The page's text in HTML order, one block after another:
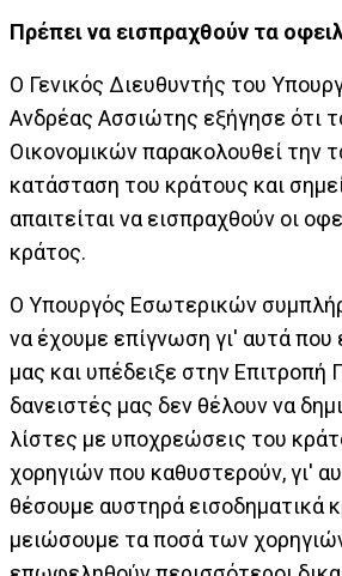
Πρέπει να εισπραχθούν τα
Ο Γενικός Διευθυντής του
Ανδρέας Ασσιώτης εξήγησε ότι
Οικονομικών παρακολουθεί την
κατάσταση του κράτους και
απαιτείται να εισπραχθούν οι
κράτος.
Ο Υπουργός Εσωτερικών
να έχουμε επίγνωση γι' αυτά
μας και υπέδειξε στην Επιτροπή
δανειστές μας δεν θέλουν να
λίστες με υποχρεώσεις του
χορηγιών που καθυστερούν, γι'
θέσουμε αυστηρά εισοδηματικά
μειώσουμε τα ποσά των